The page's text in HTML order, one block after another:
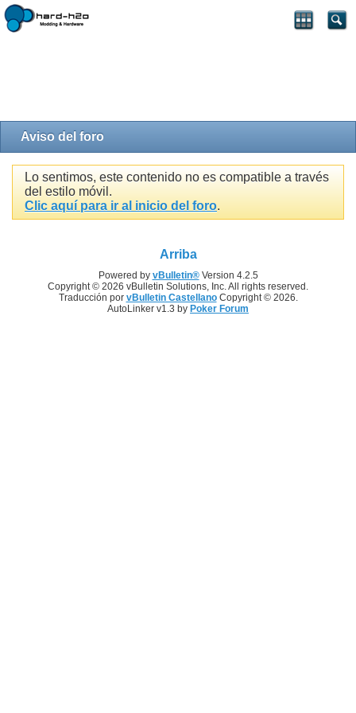
Aviso del foro
Lo sentimos, este contenido no es compatible a través
del estilo móvil.
Clic aquí para ir al inicio del foro.
Arriba
Powered by vBulletin®Version 4.2.5
Copyright © 2026 vBulletin Solutions, Inc. All rights reserved.
Traducción por vBulletin CastellanoCopyright © 2026.
AutoLinker v1.3 by Poker Forum